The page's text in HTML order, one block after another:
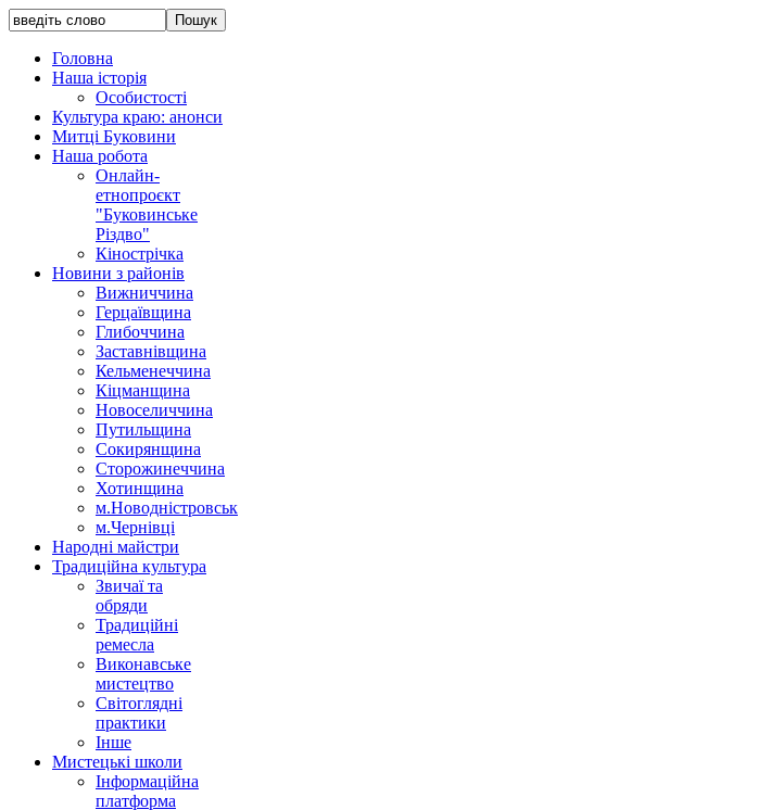
Головна
Наша історія
Особистості
Культура краю: анонси
Митці Буковини
Наша робота
Онлайн-
етнопроєкт
"Буковинське
Різдво"
Кінострічка
Новини з районів
Вижниччина
Герцаївщина
Глибоччина
Заставнівщина
Кельменеччина
Кіцманщина
Новоселиччина
Путильщина
Сокирянщина
Сторожинеччина
Хотинщина
м.Новодністровськ
м.Чернівці
Народні майстри
Традиційна культура
Звичаї та
обряди
Традиційні
ремесла
Виконавське
мистецтво
Світоглядні
практики
Інше
Мистецькі школи
Інформаційна
платформа